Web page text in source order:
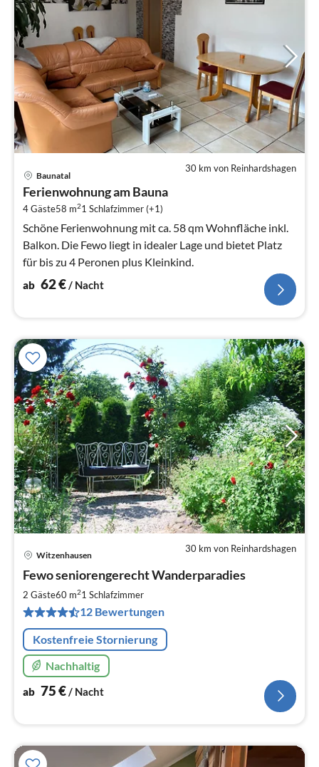
30 km von Reinhardshagen
Baunatal
Ferienwohnung am Bauna
4 Gäste58 m21 Schlafzimmer (+1)
Schöne Ferienwohnung mit ca. 58 qm Wohnfläche inkl.
Balkon. Die Fewo liegt in idealer Lage und bietet Platz
für bis zu 4 Peronen plus Kleinkind.
ab 62€/ Nacht
30 km von Reinhardshagen
Witzenhausen
Fewo seniorengerecht Wanderparadies
2 Gäste60 m21 Schlafzimmer
12 Bewertungen
Kostenfreie Stornierung
Nachhaltig
ab 75€ / Nacht